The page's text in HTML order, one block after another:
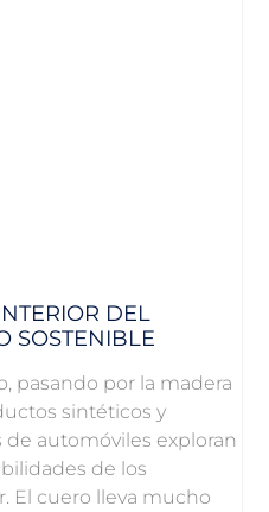
DEL
SOSTENIBLE
pasando por la madera
sintéticos y
de automóviles exploran
de los
El cuero lleva mucho